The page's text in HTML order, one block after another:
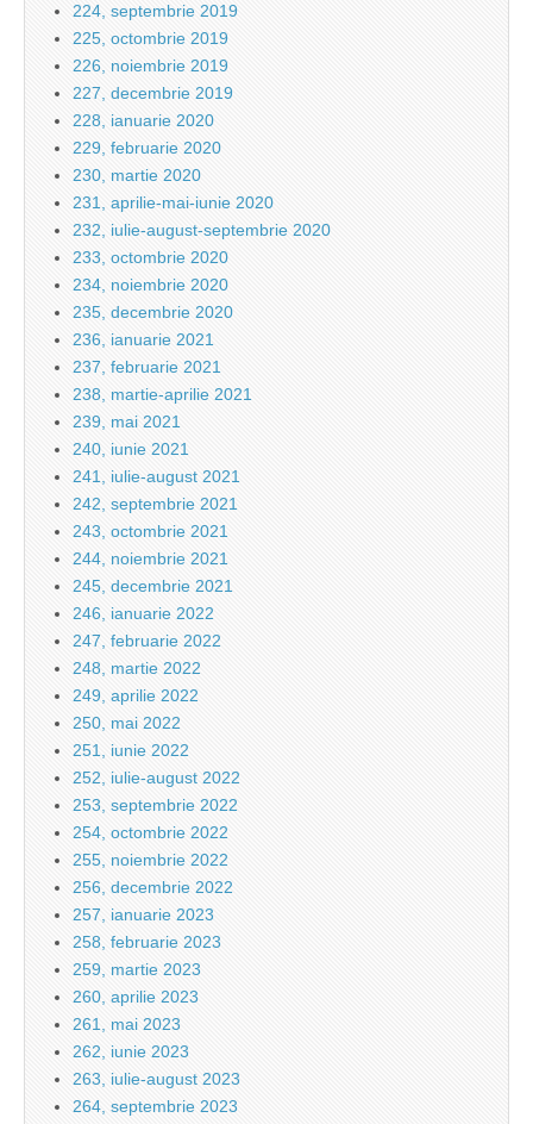
224, septembrie 2019
225, octombrie 2019
226, noiembrie 2019
227, decembrie 2019
228, ianuarie 2020
229, februarie 2020
230, martie 2020
231, aprilie-mai-iunie 2020
232, iulie-august-septembrie 2020
233, octombrie 2020
234, noiembrie 2020
235, decembrie 2020
236, ianuarie 2021
237, februarie 2021
238, martie-aprilie 2021
239, mai 2021
240, iunie 2021
241, iulie-august 2021
242, septembrie 2021
243, octombrie 2021
244, noiembrie 2021
245, decembrie 2021
246, ianuarie 2022
247, februarie 2022
248, martie 2022
249, aprilie 2022
250, mai 2022
251, iunie 2022
252, iulie-august 2022
253, septembrie 2022
254, octombrie 2022
255, noiembrie 2022
256, decembrie 2022
257, ianuarie 2023
258, februarie 2023
259, martie 2023
260, aprilie 2023
261, mai 2023
262, iunie 2023
263, iulie-august 2023
264, septembrie 2023